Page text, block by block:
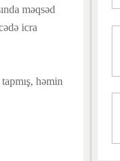
məqsəd
icra
həmin